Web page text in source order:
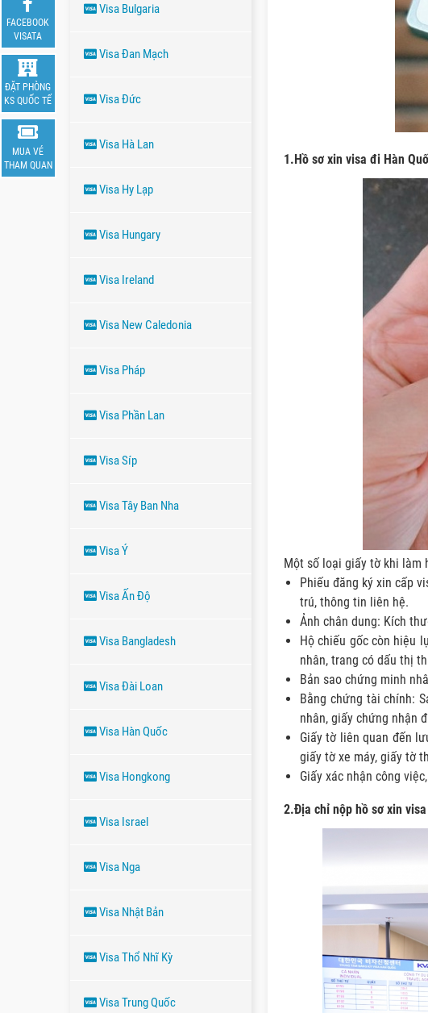
Visa Bulgaria
Visa Đan Mạch
Visa Đức
Visa Hà Lan
Visa Hy Lạp
Visa Hungary
Visa Ireland
Visa New Caledonia
Visa Pháp
Visa Phần Lan
Visa Síp
Visa Tây Ban Nha
Visa Ý
Visa Ấn Độ
Visa Bangladesh
Visa Đài Loan
Visa Hàn Quốc
Visa Hongkong
Visa Israel
Visa Nga
Visa Nhật Bản
Visa Thổ Nhĩ Kỳ
Visa Trung Quốc
1.Hồ sơ xin visa đi Hàn
Một số loại giấy tờ khi làm
Phiếu đăng ký xin cấp
trú, thông tin liên hệ.
Ảnh chân dung: Kích
Hộ chiếu gốc còn hiệu
nhân, trang có dấu thị
Bản sao chứng minh
Bằng chứng tài chính:
nhân, giấy chứng nhận
Giấy tờ liên quan đến
giấy tờ xe máy, giấy tờ
Giấy xác nhận công
2.Địa chỉ nộp hồ sơ xin
FACEBOOK
VISATA
ĐẶT PHÒNG
KS QUỐC TẾ
MUA VÉ
THAM QUAN